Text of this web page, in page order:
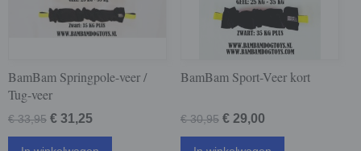
BamBam Springpole-veer /
Tug-veer
€ 33,95 € 31,25
BamBam Sport-Veer kort
€ 30,95 € 29,00